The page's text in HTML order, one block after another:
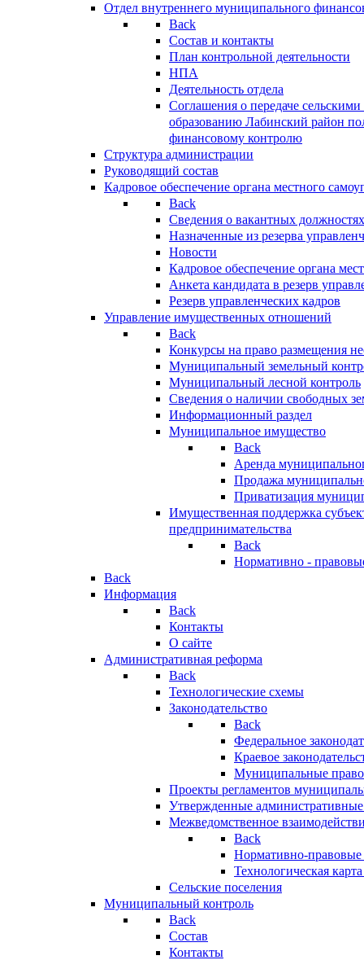
Отдел внутреннего муниципального
Back
Состав и контакты
План контрольной деятельности
НПА
Деятельность отдела
Соглашения о передаче
образованию Лабинский район
финансовому контролю
Структура администрации
Руководящий состав
Кадровое обеспечение органа местного
Back
Сведения о вакантных
Назначенные из резерва
Новости
Кадровое обеспечение органа
Анкета кандидата в резерв
Резерв управленческих кадров
Управление имущественных отношений
Back
Конкурсы на право размещения
Муниципальный земельный
Муниципальный лесной контроль
Сведения о наличии свободных
Информационный раздел
Муниципальное имущество
Back
Аренда
Продажа
Приватизация
Имущественная поддержка
предпринимательства
Back
Нормативно -
Back
Информация
Back
Контакты
О сайте
Административная реформа
Back
Технологические схемы
Законодательство
Back
Федеральное
Краевое
Муниципальные
Проекты регламентов
Утвержденные
Межведомственное
Back
Нормативно-правовые
Технологическая
Сельские поселения
Муниципальный контроль
Back
Состав
Контакты